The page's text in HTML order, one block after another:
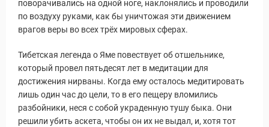
поворачивались на одной ноге, наклонялись и проводили
по воздуху руками, как бы уничтожая эти движением
врагов веры во всех трёх мировых сферах.
Тибетская легенда о Яме повествует об отшельнике,
который провел пятьдесят лет в медитации для
достижения нирваны. Когда ему осталось медитировать
лишь один час до цели, то в его пещеру вломились
разбойники, неся с собой украденную тушу быка. Они
решили убить аскета, чтобы он их не выдал, и, хотя тот